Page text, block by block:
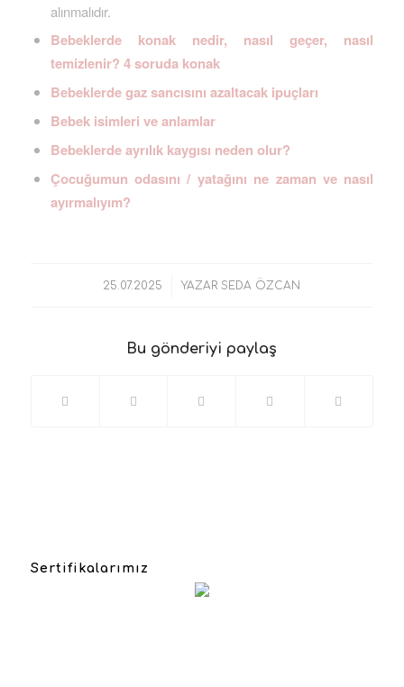
alınmalıdır.
Bebeklerde konak nedir, nasıl geçer, nasıl
temizlenir? 4 soruda konak
Bebeklerde gaz sancısını azaltacak ipuçları
Bebek isimleri ve anlamlar
Bebeklerde ayrılık kaygısı neden olur?
Çocuğumun odasını / yatağını ne zaman ve nasıl
ayırmalıyım?
25.07.2025
/ YAZARSEDA ÖZCAN
Bu gönderiyi paylaş
Sertifikalarımız